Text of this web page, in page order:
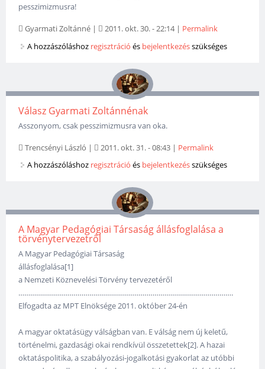
pesszimizmusra!
Gyarmati Zoltánné | 2011. okt. 30. - 22:14| Permalink
A hozzászóláshoz regisztráció és bejelentkezésszükséges
Válasz Gyarmati Zoltánnénak
Asszonyom, csak pesszimizmusra van oka.
Trencsényi László | 2011. okt. 31. - 08:43 | Permalink
A hozzászóláshoz regisztráció és bejelentkezésszükséges
A Magyar Pedagógiai Társaság állásfoglalása a
törvénytervezetről
A Magyar Pedagógiai Társaság
állásfoglalása[1]
a Nemzeti Köznevelési Törvény tervezetéről
……………………………………………………………………………………………….
Elfogadta az MPT Elnöksége 2011. október 24-én
A magyar oktatásügy válságban van. E válság nem új keletű,
történelmi, gazdasági okai rendkívül összetettek[2]. A hazai
oktatáspolitika, a szabályozási-jogalkotási gyakorlat az utóbbi